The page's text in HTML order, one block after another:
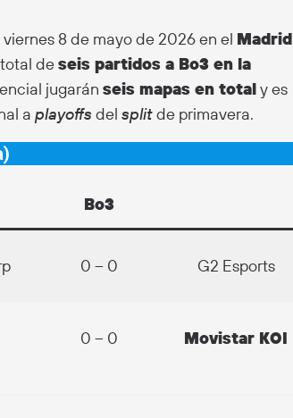
8 de mayo de 2026 en el Madrid
deseis partidos a Bo3 en la
jugarán seis mapas en totaly es
a playoffsdel splitde primavera.
Bo3
0 – 0 G2 Esports
0 – 0 Movistar KOI